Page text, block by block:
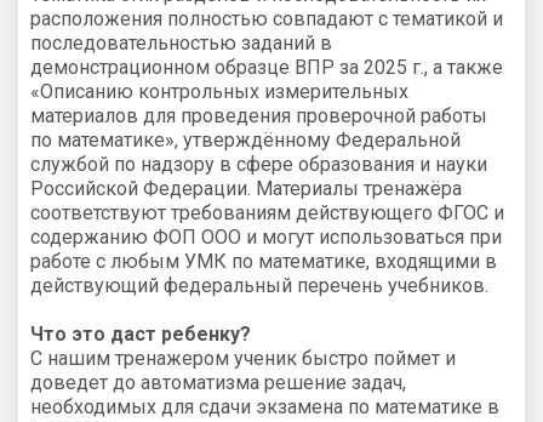
расположения полностью совпадают с тематикой и
последовательностью заданий в
демонстрационном образце ВПР за 2025 г., а также
«Описанию контрольных измерительных
материалов для проведения проверочной работы
по математике», утверждённому Федеральной
службой по надзору в сфере образования и науки
Российской Федерации. Материалы тренажёра
соответствуют требованиям действующего ФГОС и
содержанию ФОП ООО и могут использоваться при
работе с любым УМК по математике, входящими в
действующий федеральный перечень учебников.
Что это даст ребенку?
С нашим тренажером ученик быстро поймет и
доведет до автоматизма решение задач,
необходимых для сдачи экзамена по математике в